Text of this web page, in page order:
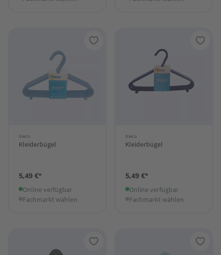
bieco
Kleiderbügel
5,49 €*
Online verfügbar
Fachmarkt wählen
bieco
Kleiderbügel
5,49 €*
Online verfügbar
Fachmarkt wählen